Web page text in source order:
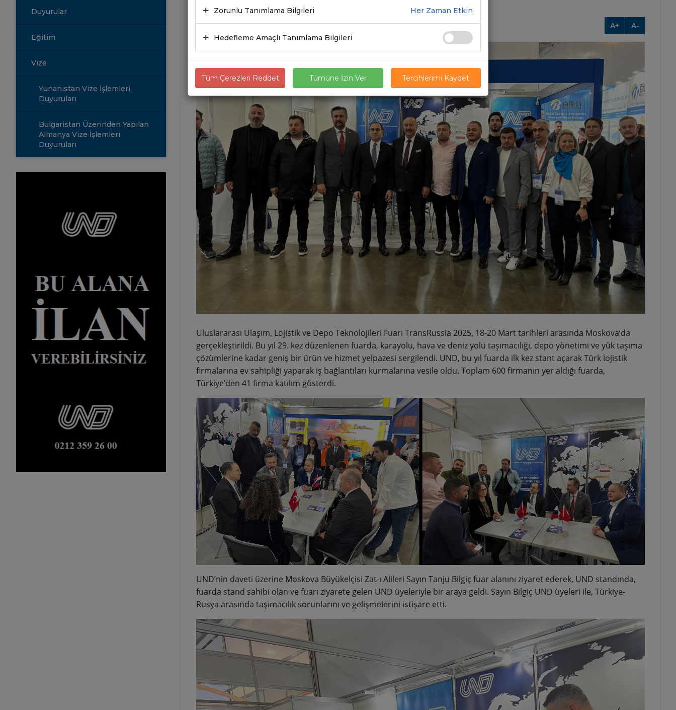
Duyurular
Eğitim
Vize
Yunanistan Vize İşlemleri
Duyuruları
Bulgaristan Üzerinden Yapılan
Almanya Vize İşlemleri
Duyuruları
20.03.2025 A+ A-
Uluslararası Ulaşım, Lojistik ve Depo Teknolojileri Fuarı TransRussia 2025, 18-20 Mart tarihleri arasında Moskova’da
gerçekleştirildi. Bu yıl 29. kez düzenlenen fuarda, karayolu, hava ve deniz yolu taşımacılığı, depo yönetimi ve yük taşıma
çözümlerine kadar geniş bir ürün ve hizmet yelpazesi sergilendi. UND, bu yıl fuarda ilk kez stant açarak Türk lojistik
firmalarına ev sahipliği yaparak iş bağlantıları kurmalarına vesile oldu. Toplam 600 firmanın yer aldığı fuarda,
Türkiye’den 41 firma katılım gösterdi.
UND’nin daveti üzerine Moskova Büyükelçisi Zat-ı Alileri Sayın Tanju Bilgiç fuar alanını ziyaret ederek, UND standında,
fuarda stand sahibi olan ve fuarı ziyarete gelen UND üyeleriyle bir araya geldi. Sayın Bilgiç UND üyeleri ile, Türkiye-
Rusya arasında taşımacılık sorunlarını ve gelişmelerini istişare etti.
Zorunlu Tanımlama Bilgileri Her Zaman Etkin
Hedefleme Amaçlı Tanımlama Bilgileri
Tüm Çerezleri Reddet Tümüne İzin Ver Tercihlerimi Kaydet